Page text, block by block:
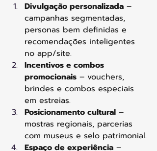
Divulgação personalizada –
campanhas segmentadas,
personas bem definidas e
recomendações inteligentes
no app/site.
Incentivos e combos
promocionais – vouchers,
brindes e combos especiais
em estreias.
Posicionamento cultural –
mostras regionais, parcerias
com museus e selo patrimonial.
Espaço de experiência –